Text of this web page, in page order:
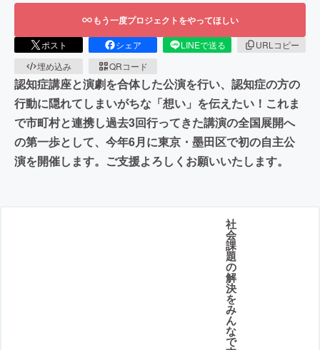
もう一度プロジェクトをやってほしい
ポスト シェア LINEで送る
URLコピー
埋め込み
QRコード
認知症講座と演劇を合体した公演を行い、認知症の方の
行動に隠れてしまいがちな「想い」を伝えたい！これま
で市町村と連携し過去3回行ってきた講演の全国展開へ
の第一歩として、今年6月に東京・墨田区で初の自主公
演を開催します。ご支援よろしくお願いいたします。
社
会
課
題
の
解
決
を
み
ん
な
で